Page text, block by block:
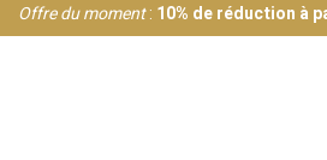
Offre du moment: 10% de réduction à